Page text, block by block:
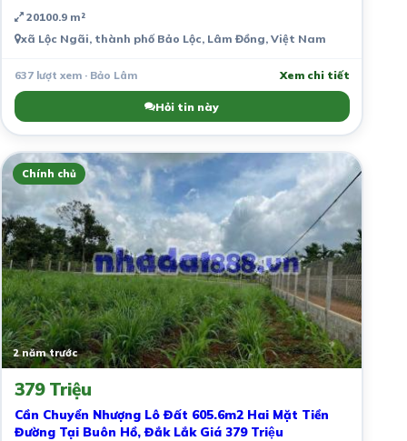
20100.9 m²
xã Lộc Ngãi, thành phố Bảo Lộc, Lâm Đồng, Việt Nam
637 lượt xem · Bảo Lâm Xem chi tiết
Hỏi tin này
Chính chủ
2 năm trước
379 Triệu
Cần Chuyển Nhượng Lô Đất 605.6m2 Hai Mặt Tiền
Đường Tại Buôn Hồ, Đắk Lắk Giá 379 Triệu